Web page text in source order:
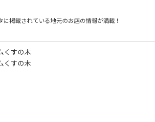
に掲載されている地元のお店の情報が満載！
くすの木
くすの木